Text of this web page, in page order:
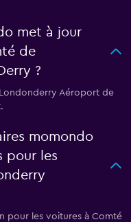
met à jour
de
?
Aéroport de
momondo
pour les
pour les voitures à Comté